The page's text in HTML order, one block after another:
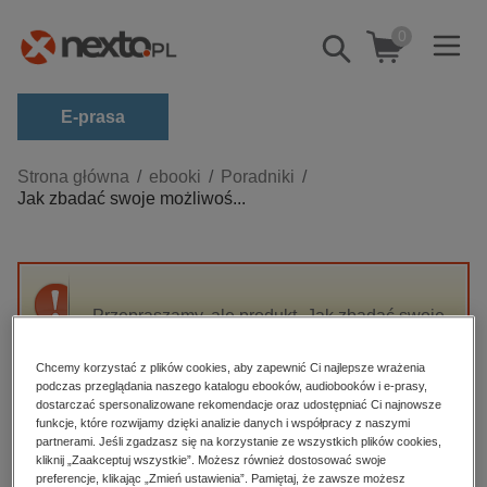
Pokaż/schowaj
wyszukiwarkę
0
E-prasa
Kategorie
Zobacz wszystkie E-prasa
budownictwo, aranżacja wnętrz
darmowe wydania
edukacja
hobby, sport, rozrywka
komputery, internet, technologie, informatyka
Strona główna ebooki
Poradniki
Jak zbadać swoje możliwoś...
Przepraszamy, ale produkt „Jak zbadać swoje
High-contrast mode
Polecane
Chcemy korzystać z plików cookies, aby zapewnić Ci najlepsze wrażenia
podczas przeglądania naszego katalogu ebooków, audiobooków i e-prasy,
dostarczać spersonalizowane rekomendacje oraz udostępniać Ci najnowsze
funkcje, które rozwijamy dzięki analizie danych i współpracy z naszymi
partnerami. Jeśli zgadzasz się na korzystanie ze wszystkich plików cookies,
kliknij „Zaakceptuj wszystkie”. Możesz również dostosować swoje
preferencje, klikając „Zmień ustawienia”. Pamiętaj, że zawsze możesz